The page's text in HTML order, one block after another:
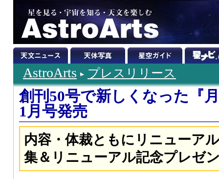
AstroArts プレスリリース
創刊50号で新しくなった『
1月号発売
内容・体裁ともにリニューア
集＆リニューアル記念プレゼ